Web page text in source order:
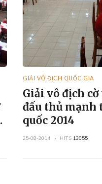
GIẢI VÔ ĐỊCH QUỐC GIA
Giải vô địch cờ
đấu thủ mạnh
quốc 2014
25-08-2014 HITS 13055